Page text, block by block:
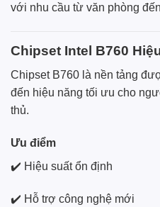
với nhu cầu từ văn phòng
Chipset Intel B760
Chipset B760 là nền tảng
đến hiệu năng tối ưu cho
thủ.
Ưu điểm
✔️ Hiệu suất ổn định
✔️ Hỗ trợ công nghệ mới